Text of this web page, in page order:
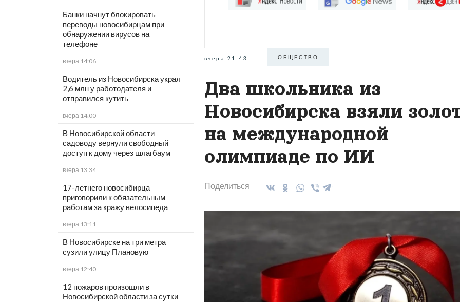
Банки начнут блокировать
переводы новосибирцам при
обнаружении вирусов на
телефоне
вчера 14:06
Водитель из Новосибирска украл
2,6 млн у работодателя и
отправился кутить
вчера 14:00
В Новосибирской области
садоводу вернули свободный
доступ к дому через шлагбаум
вчера 13:34
17-летнего новосибирца
приговорили к обязательным
работам за кражу велосипеда
вчера 13:11
В Новосибирске на три метра
сузили улицу Плановую
вчера 12:40
12 пожаров произошли в
Новосибирской области за сутки
вчера 21:43 ОБЩЕСТВО
Два школьника из
Новосибирска взяли
на международной
олимпиаде по ИИ
Поделиться